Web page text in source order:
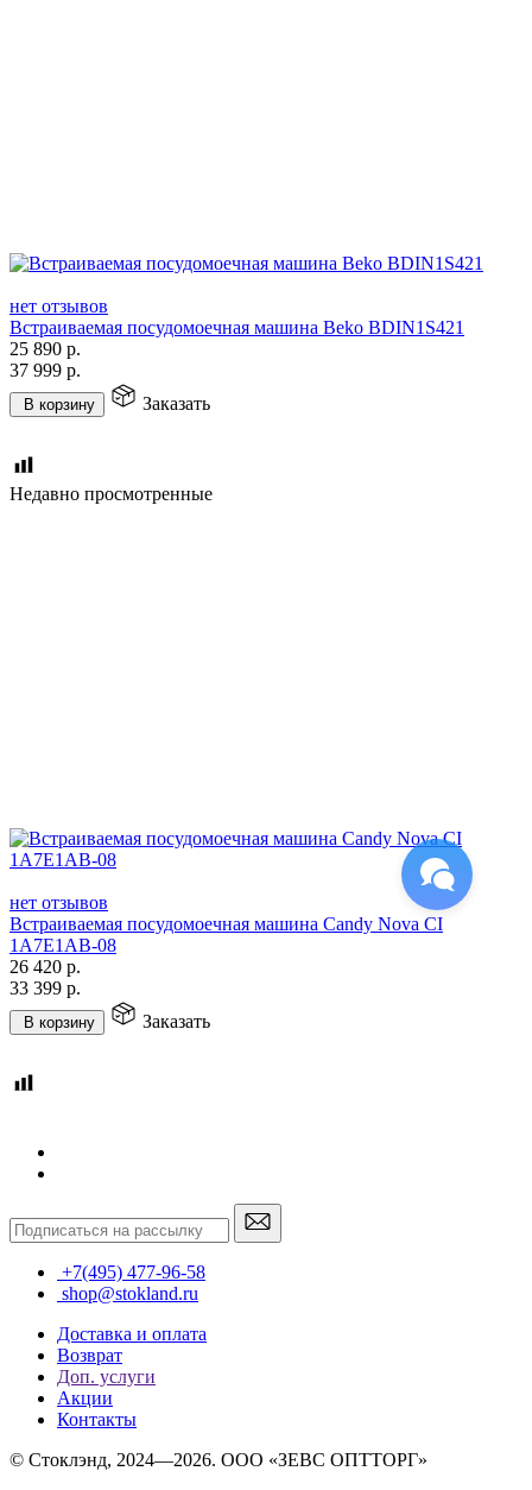
нет отзывов
Встраиваемая посудомоечная машина Beko BDIN1S421
25 890 р.
37 999 р.
В корзину Заказать
Недавно просмотренные
нет отзывов
Встраиваемая посудомоечная машина Candy Nova CI
1A7E1AB-08
26 420 р.
33 399 р.
В корзину Заказать
+7(495) 477-96-58
shop@stokland.ru
Доставка и оплата
Возврат
Доп. услуги
Акции
Контакты
© Стоклэнд, 2024—2026. ООО «ЗЕВС ОПТТОРГ»